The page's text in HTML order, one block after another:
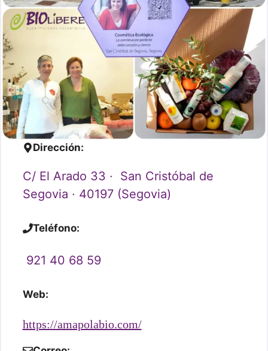
Dirección:
C/ El Arado 33 · San Cristóbal de
Segovia · 40197 (Segovia)
Teléfono:
921 40 68 59
Web:
https://amapolabio.com/